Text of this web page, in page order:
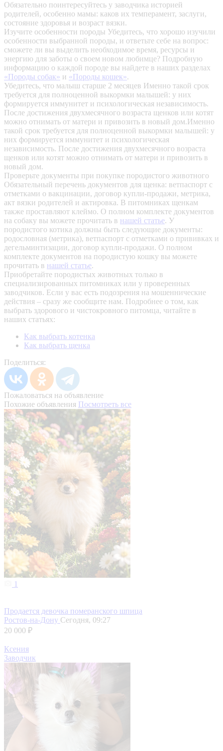
Обязательно поинтересуйтесь у заводчика историей
родителей, особенно мамы: каков их темперамент, заслуги,
состояние здоровья и возраст вязки.
Изучите особенности породы Убедитесь, что хорошо изучили
особенности выбранной породы, и ответьте себе на вопрос:
сможете ли вы выделить необходимое время, ресурсы и
энергию для заботы о своем новом любимце? Подробную
информацию о каждой породе вы найдете в наших разделах
«Породы собак» и «Породы кошек».
Убедитесь, что малыш старше 2 месяцев Именно такой срок
требуется для полноценной выкормки малышей: у них
формируется иммунитет и психологическая независимость.
После достижения двухмесячного возраста щенков или котят
можно отнимать от матери и привозить в новый дом.Именно
такой срок требуется для полноценной выкормки малышей: у
них формируется иммунитет и психологическая
независимость. После достижения двухмесячного возраста
щенков или котят можно отнимать от матери и привозить в
новый дом.
Проверьте документы при покупке породистого животного
Обязательный перечень документов для щенка: ветпаспорт с
отметками о вакцинации, договор купли-продажи, метрика,
акт вязки родителей и актировка. В питомниках щенкам
также проставляют клеймо. О полном комплекте документов
на собаку вы можете прочитать в нашей статье. У
породистого котика должны быть следующие документы:
родословная (метрика), ветпаспорт с отметками о прививках и
дегельминтизации, договор купли-продажи. О полном
комплекте документов на породистую кошку вы можете
прочитать в нашей статье.
Приобретайте породистых животных только в
специализированных питомниках или у проверенных
заводчиков. Если у вас есть подозрения на мошеннические
действия – сразу же сообщите нам. Подробнее о том, как
выбрать здорового и чистокровного питомца, читайте в
наших статьях:
Как выбрать котенка
Как выбрать щенка
Поделиться:
Пожаловаться на объявление
Похожие объявления Посмотреть все
1
Продается девочка померанского шпица
Ростов-на-Дону Сегодня, 09:27
20 000 ₽
Ксения
Заводчик